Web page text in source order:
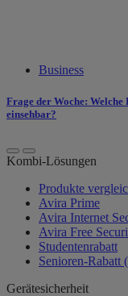
Business
Frage der Woche: Welche
einsehbar?
Kombi-Lösungen
Produkte
Avira Prime
Avira Internet
Avira Free
Studentenrabatt
Senioren-Rabatt
Gerätesicherheit